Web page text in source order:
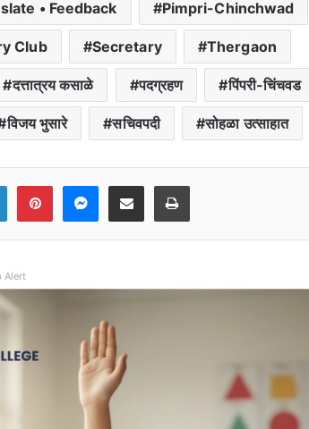
• Feedback Pimpri-Chinchwad
Club Secretary Thergaon
दत्तात्रय कसाळे पदग्रहण पिंपरी-चिंचवड
विजय भुसारे सचिवपदी सोहळा उत्साहात
LinkedInPinterestMessenger
Share via EmailPrint
Alert